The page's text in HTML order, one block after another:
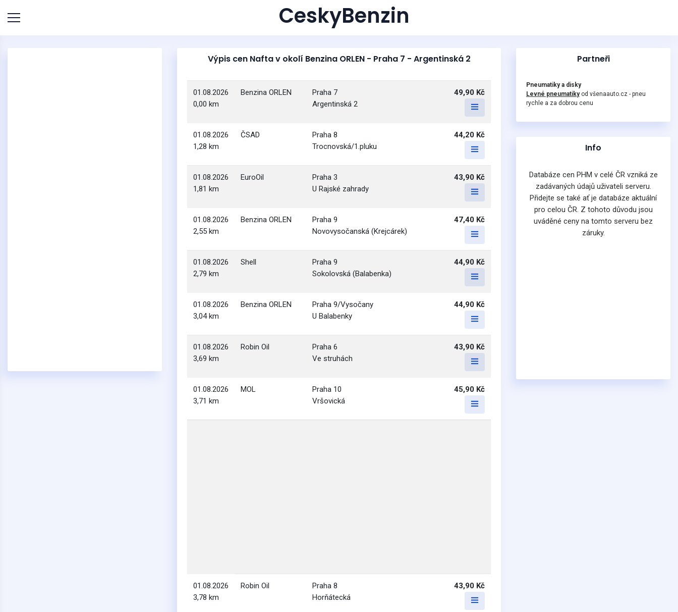
CeskyBenzin
Výpis cen Nafta v okolí Benzina ORLEN - Praha 7 - Argentinská 2
01.08.2026
0,00 km
Benzina ORLEN
Praha 7
Argentinská 2
49,90 Kč
01.08.2026
1,28 km
ČSAD
Praha 8
Trocnovská/1.pluku
44,20 Kč
01.08.2026
1,81 km
EuroOil
Praha 3
U Rajské zahrady
43,90 Kč
01.08.2026
2,55 km
Benzina ORLEN
Praha 9
Novovysočanská (Krejcárek)
47,40 Kč
01.08.2026
2,79 km
Shell
Praha 9
Sokolovská (Balabenka)
44,90 Kč
01.08.2026
3,04 km
Benzina ORLEN
Praha 9/Vysočany
U Balabenky
44,90 Kč
01.08.2026
3,69 km
Robin Oil
Praha 6
Ve struhách
43,90 Kč
01.08.2026
3,71 km
MOL
Praha 10
Vršovická
45,90 Kč
01.08.2026
3,78 km
Robin Oil
Praha 8
Horňátecká
43,90 Kč
Partneři
Pneumatiky a disky
Levné pneumatikyod všenaauto.cz - pneu
rychle a za dobrou cenu
Info
Databáze cen PHM v celé ČR vzniká ze
zadávaných údajů uživateli serveru.
Přidejte se také ať je databáze aktuální
pro celou ČR. Z tohoto důvodu jsou
uváděné ceny na tomto serveru bez
záruky.